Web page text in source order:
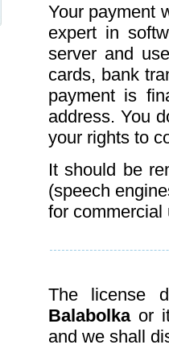
Your payment
expert in
server and
cards, bank
payment is
address. You
your rights to
It should be
(speech
for commercial
The license
Balabolkaor
and we shall